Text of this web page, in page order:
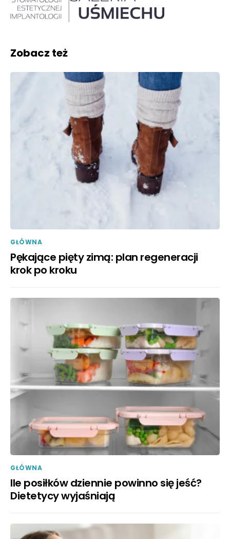
Zobacz też
GŁÓWNA
Pękające pięty zimą: plan regeneracji
krok po kroku
GŁÓWNA
Ile posiłków dziennie powinno się jeść?
Dietetycy wyjaśniają